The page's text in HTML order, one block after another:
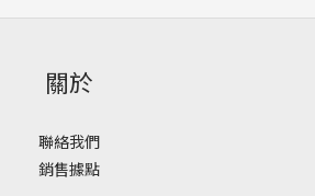
關於
聯絡我們
銷售據點